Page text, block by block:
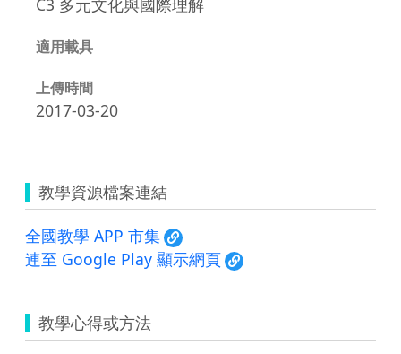
C3 多元文化與國際理解
適用載具
上傳時間
2017-03-20
教學資源檔案連結
全國教學 APP 市集
連至 Google Play 顯示網頁
教學心得或方法